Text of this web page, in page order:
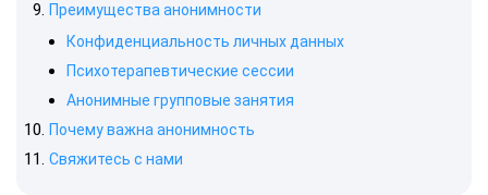
Преимущества анонимности
Конфиденциальность личных данных
Психотерапевтические сессии
Анонимные групповые занятия
Почему важна анонимность
Свяжитесь с нами